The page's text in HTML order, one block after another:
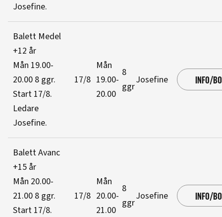
Josefine.
Balett Medel
+12 år
Mån 19.00-
20.00 8 ggr.
Start 17/8.
Ledare
Josefine.
17/8
Mån
19.00-
20.00
8
ggr
Josefine INFO/
Balett Avanc
+15 år
Mån 20.00-
21.00 8 ggr.
Start 17/8.
17/8
Mån
20.00-
21.00
8
ggr
Josefine INFO/